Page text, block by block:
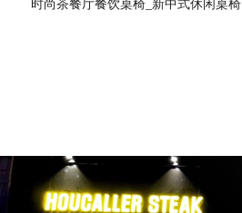
时尚茶餐厅餐饮桌椅_新中式休闲桌椅